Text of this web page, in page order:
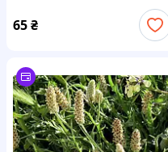
культур.
65₴